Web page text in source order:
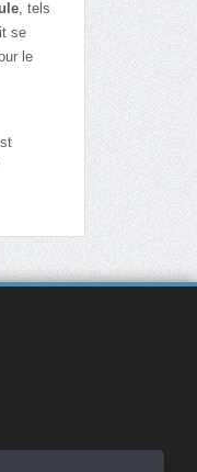
, tels
se
le